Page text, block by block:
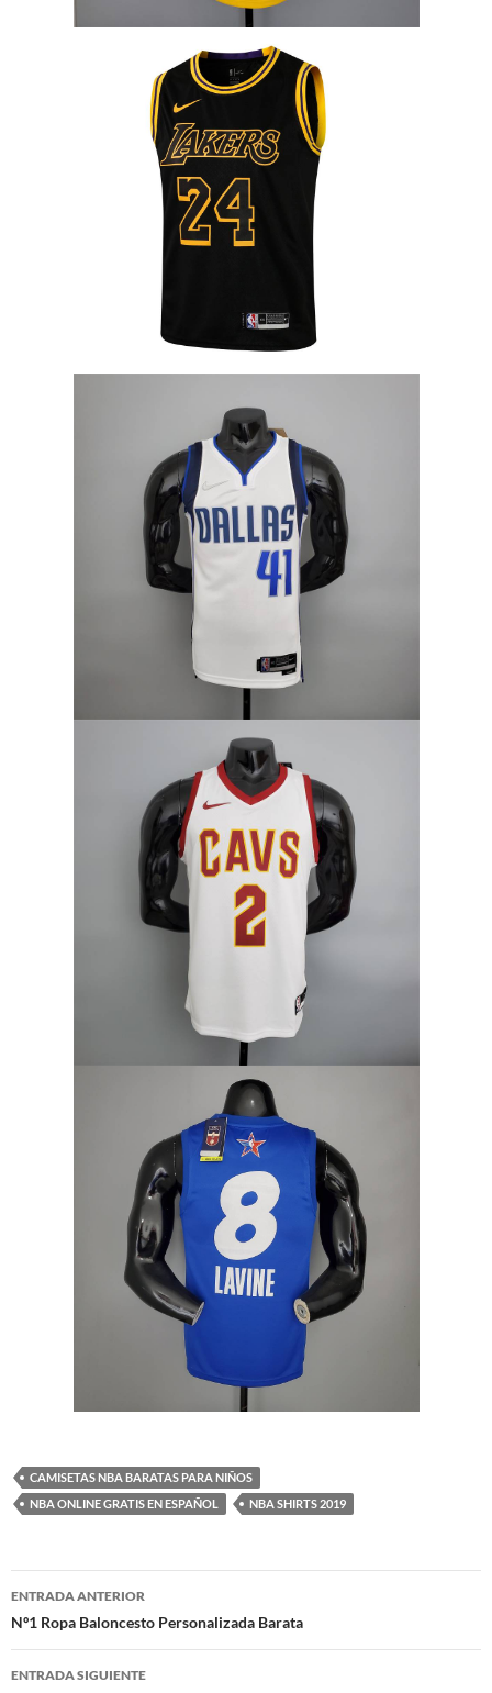
CAMISETAS NBA BARATAS PARA NIÑOS
NBA ONLINE GRATIS EN ESPAÑOL
NBA SHIRTS 2019
Navegación
de
entradas
ENTRADA ANTERIOR
Nº1 Ropa Baloncesto Personalizada Barata
ENTRADA SIGUIENTE